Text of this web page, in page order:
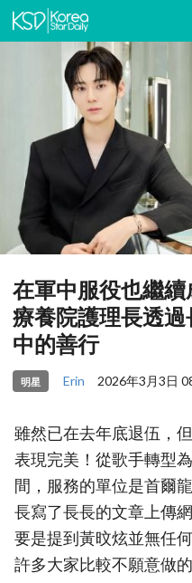
在軍中服役也繼
療養院護理長透
中的善行
明星 Erin 2026年3月3日
雖然已在去年底退伍，
表現完美！從歌手轉型
間，服務的單位是首爾
長寫了長長的文章上傳
要是提到黃旼炫並無任
許多大家比較不願意做